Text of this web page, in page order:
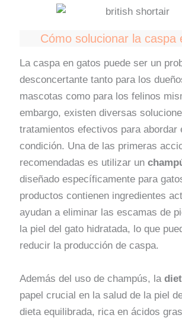
Cómo solucionar la caspa
La caspa en gatos puede ser un
desconcertante tanto para los
mascotas como para los felinos
embargo, existen diversas
tratamientos efectivos para abordar
condición. Una de las primeras
recomendadas es utilizar un
diseñado específicamente para
productos contienen ingredientes
ayudan a eliminar las escamas de
la piel del gato hidratada, lo que
reducir la producción de caspa.
Además del uso de champús, la
papel crucial en la salud de la piel
dieta equilibrada, rica en ácidos